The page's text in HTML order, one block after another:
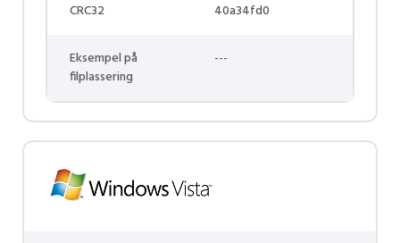
CRC32 40a34fd0
Eksempel på
filplassering
---